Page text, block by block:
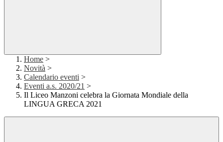
Home >
Novità >
Calendario eventi >
Eventi a.s. 2020/21 >
Il Liceo Manzoni celebra la Giornata Mondiale della
LINGUA GRECA 2021